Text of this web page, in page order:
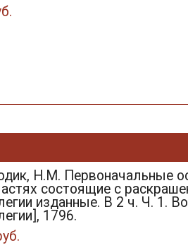
Н.М. Первоначальные
состоящие с
изданные. В 2 ч. Ч. 1.
1796.